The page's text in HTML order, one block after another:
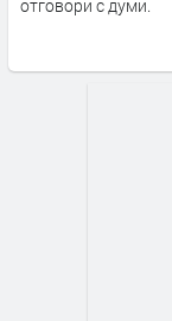
отговори с думи.